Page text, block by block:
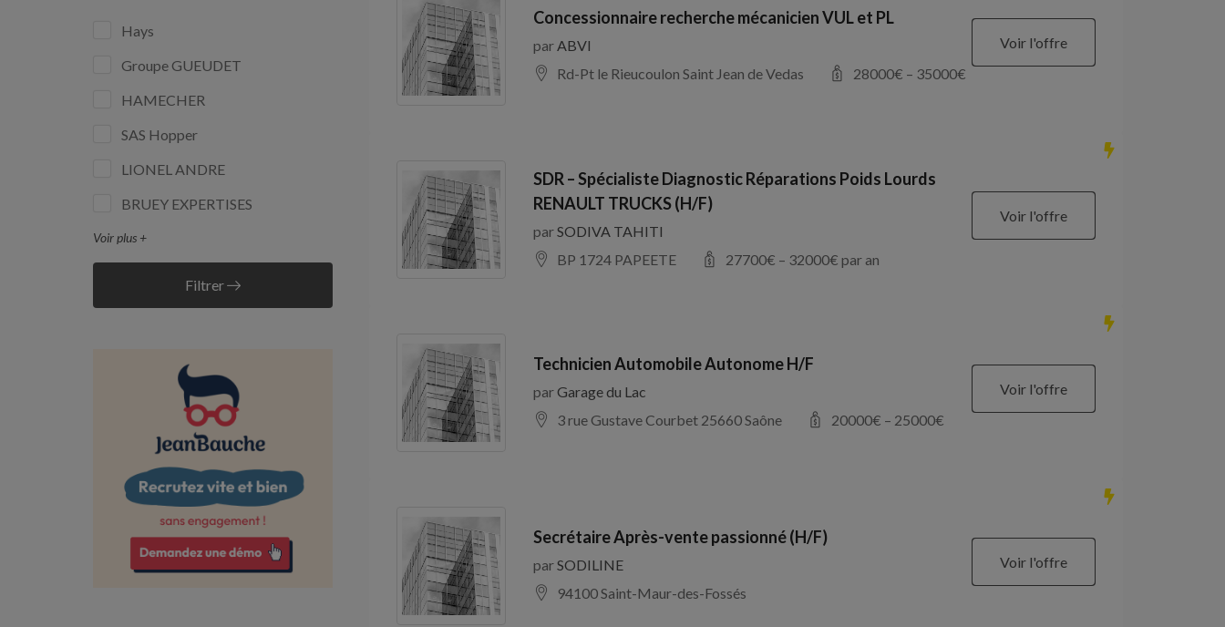
Hays
Groupe GUEUDET
HAMECHER
SAS Hopper
LIONEL ANDRE
BRUEY EXPERTISES
Voir plus +
Filtrer
Concessionnaire recherche mécanicien VUL et PL
parABVI
Rd-Pt le Rieucoulon Saint Jean de Vedas
28000€ – 35000€
Voir l'offre
SDR – Spécialiste Diagnostic Réparations Poids Lourds
RENAULT TRUCKS (H/F)
par SODIVA TAHITI
BP 1724 PAPEETE
27700€ – 32000€ par an
Voir l'offre
Technicien Automobile Autonome H/F
parGarage du Lac
3 rue Gustave Courbet 25660 Saône
20000€ – 25000€
Voir l'offre
Secrétaire Après-vente passionné (H/F)
parSODILINE
94100 Saint-Maur-des-Fossés
Voir l'offre